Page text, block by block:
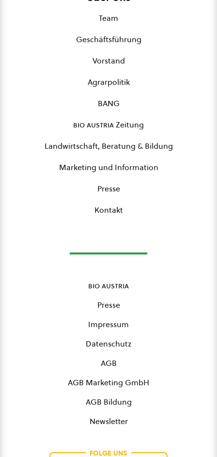
Team
Geschäftsführung
Vorstand
Agrarpolitik
BANG
bio austriaZeitung
Landwirtschaft, Beratung & Bildung
Marketing und Information
Presse
Kontakt
bio austria
Presse
Impressum
Datenschutz
AGB
AGB Marketing GmbH
AGB Bildung
Newsletter
FOLGE UNS